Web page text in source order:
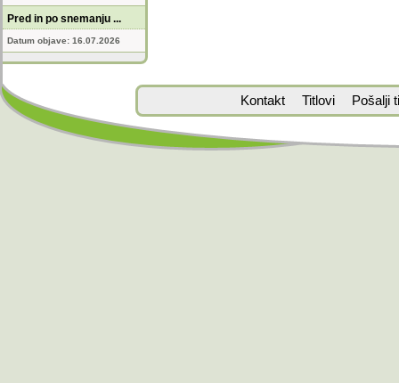
Pred in po snemanju ...
Datum objave: 16.07.2026
Kontakt Titlovi Pošalji